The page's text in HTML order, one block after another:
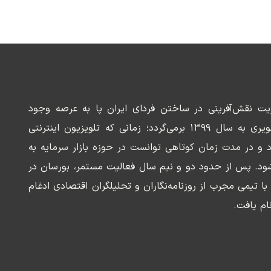
نقش‌آفرینی در ساختن فردای ایران پا به عرصه وجود
می‌گذارد. سابقه این رسانه تصویری به سال ۱۳۹۹ برمی‌گردد؛ زمانی که تلویزیون اینترنتی
و در مدت زمان کوتاهی توانست در حوزه بازار سرمایه به
پس از حدود دو و نیم سال فعالیت مستمر، بورسان در
با تیمی مجرب از روزنامه‌نگاران و تحلیلگران اقتصادی ادغام
یافت.